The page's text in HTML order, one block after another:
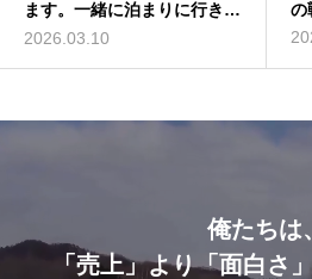
ます。一緒に泊まりに行きま
せんか？
2026.03.10
の
てみた
2014.01.01
な
俺たちは、
「売上」より「面白さ